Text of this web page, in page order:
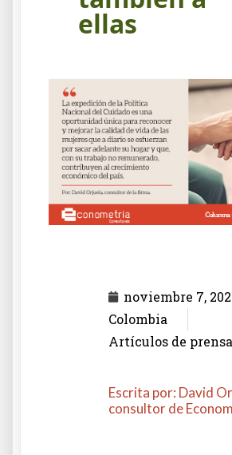
ellas
noviembre 7,
Colombia
Artículos de prensa
Escrita por: David
consultor de